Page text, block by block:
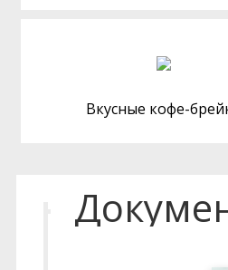
Вкусные кофе-